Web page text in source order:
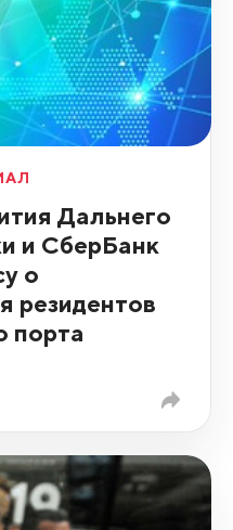
Дальнего
и СберБанк
о
резидентов
порта